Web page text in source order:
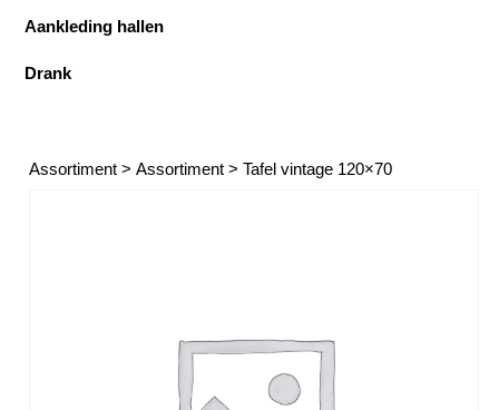
Aankleding hallen
Drank
Assortiment >Assortiment >Tafel vintage 120×70